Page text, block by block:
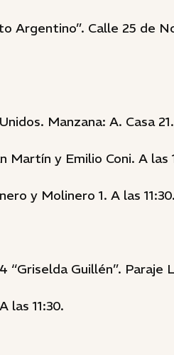
Argentino”. Calle 25 de
Manzana: A. Casa
Martín y Emilio Coni. A las
y Molinero 1. A las 11:30.
“Griselda Guillén”. Paraje
las 11:30.